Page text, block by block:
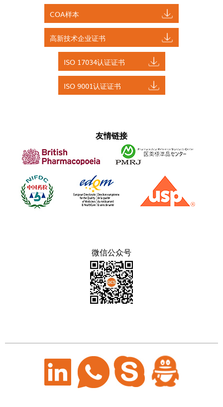
COA样本
高新技术企业证书
ISO 17034认证证书
ISO 9001认证证书
友情链接
微信公众号